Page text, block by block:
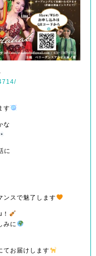
す
な
に
ンスで魅了します
みに
てお届けします